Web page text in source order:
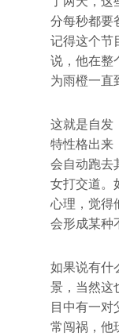
分每秒都要
记得这个节
说，他在整
为雨橙一直
这就是自发
特性格出来
会自动跑去
女打交道。
心理，觉得
会形成某种
如果说有什
景，当然这
目中有一
常闯祸，他